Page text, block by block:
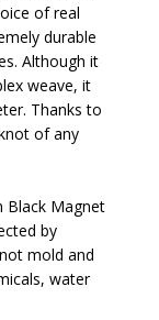
of real
durable
Although it
weave, it
Thanks to
of any
Black Magnet
by
mold and
water